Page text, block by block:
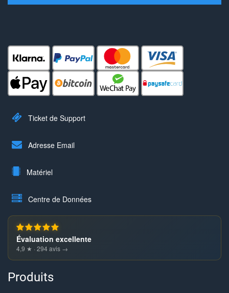
Ticket de Support
Adresse Email
Matériel
Centre de Données
Évaluation excellente
4,9 ★ · 294 avis →
Produits